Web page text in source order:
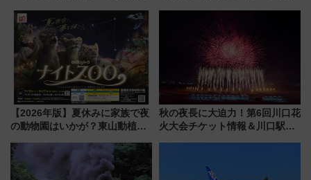
ケジュール 夜風とビール、映画
を満喫！
【2026年版】夏休みに家族で夜
の動物園はいかが？東山動植物
ZOO」開催情報
秋の夜長に大迫力！第6回川口花
火大会チケット情報＆川口駅か